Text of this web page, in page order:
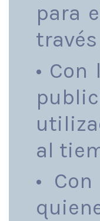
para
través
•
al
•